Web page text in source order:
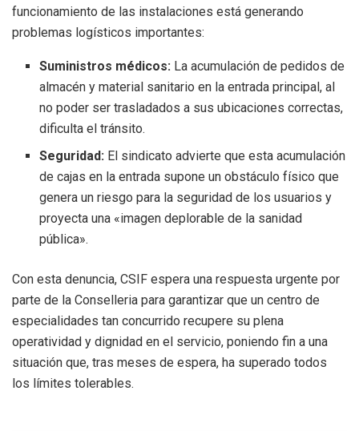
funcionamiento de las instalaciones está generando
problemas logísticos importantes:
Suministros médicos: La acumulación de pedidos de
almacén y material sanitario en la entrada principal, al
no poder ser trasladados a sus ubicaciones correctas,
dificulta el tránsito.
Seguridad: El sindicato advierte que esta acumulación
de cajas en la entrada supone un obstáculo físico que
genera un riesgo para la seguridad de los usuarios y
proyecta una «imagen deplorable de la sanidad
pública».
Con esta denuncia, CSIF espera una respuesta urgente por
parte de la Conselleria para garantizar que un centro de
especialidades tan concurrido recupere su plena
operatividad y dignidad en el servicio, poniendo fin a una
situación que, tras meses de espera, ha superado todos
los límites tolerables.